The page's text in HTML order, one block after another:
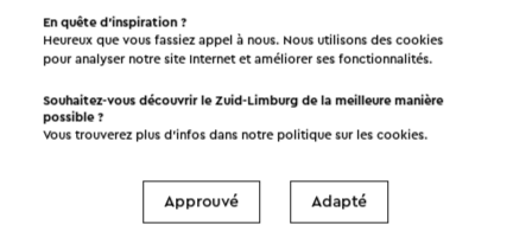
En quête d’inspiration ?
Heureux que vous fassiez appel à nous. Nous utilisons des cookies
pour analyser notre site Internet et améliorer ses fonctionnalités.
Souhaitez-vous découvrir le Zuid-Limburg de la meilleure manière
possible ?
Vous trouverez plus d’infos dans notre politique sur lescookies.
Approuvé Adapté